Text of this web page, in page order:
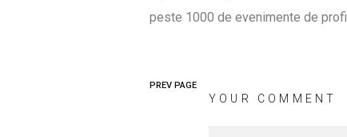
peste 1000 de evenimente de
PREV PAGE
YOUR COMMENT